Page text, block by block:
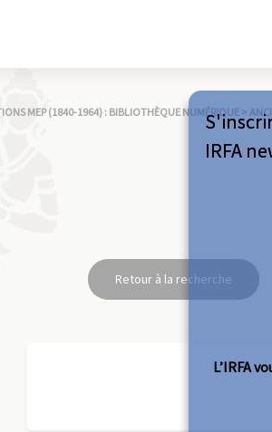
MEP (1840-1964) : BIBLIOTHÈQUE NUMÉRIQUE >
Retour à la recherche
IRFA
L’IRFA